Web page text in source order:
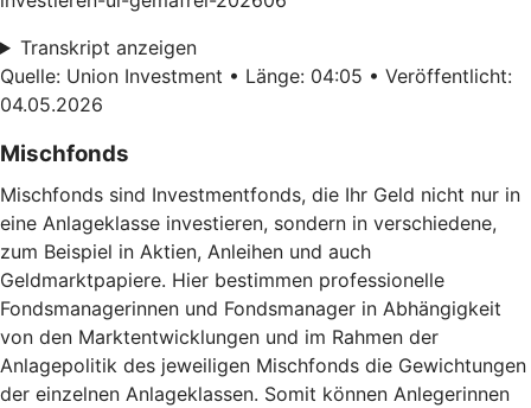
Transkript anzeigen
Quelle: Union Investment • Länge: 04:05 • Veröffentlicht:
04.05.2026
Mischfonds
Mischfonds sind Investmentfonds, die Ihr Geld nicht nur in
eine Anlageklasse investieren, sondern in verschiedene,
zum Beispiel in Aktien, Anleihen und auch
Geldmarktpapiere. Hier bestimmen professionelle
Fondsmanagerinnen und Fondsmanager in Abhängigkeit
von den Marktentwicklungen und im Rahmen der
Anlagepolitik des jeweiligen Mischfonds die Gewichtungen
der einzelnen Anlageklassen. Somit können Anlegerinnen